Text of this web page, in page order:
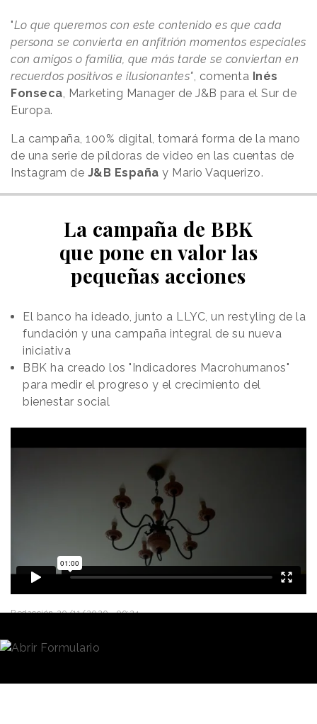
"Lo que queremos con este contenido es que cada
persona se convierta en anfitrión momentos especiales
con amigos o familia, que más tarde se conviertan en
recuerdos positivos e ilusionantes", comenta Inés
Fonseca, Marketing Manager de J&B para el Sur de
Europa.
La campaña, 100% digital, tomará forma de la mano
de una serie de píldoras de video en las cuentas de
Instagram de J&B España y Mario Vaquerizo.
La campaña de BBK
que pone en valor las
pequeñas acciones
El banco ha ideado, junto a LLYC, un restyling de la
fundación y una campaña integral de su nueva
iniciativa
BBK ha creado los "Indicadores Macrohumanos"
para medir el progreso y el crecimiento del
bienestar social
Redacción 20/11/2020 · 09:24
pandemia- que muestran melancólicos